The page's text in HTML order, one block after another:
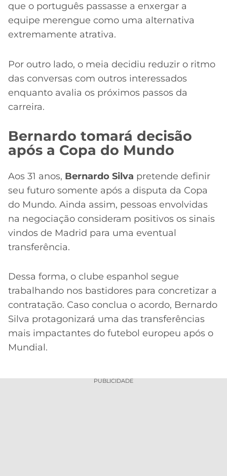
que o português passasse a enxergar a
equipe merengue como uma alternativa
extremamente atrativa.
Por outro lado, o meia decidiu reduzir o ritmo
das conversas com outros interessados
enquanto avalia os próximos passos da
carreira.
Bernardo tomará decisão
após a Copa do Mundo
Aos 31 anos, Bernardo Silva pretende definir
seu futuro somente após a disputa da Copa
do Mundo. Ainda assim, pessoas envolvidas
na negociação consideram positivos os sinais
vindos de Madrid para uma eventual
transferência.
Dessa forma, o clube espanhol segue
trabalhando nos bastidores para concretizar a
contratação. Caso conclua o acordo, Bernardo
Silva protagonizará uma das transferências
mais impactantes do futebol europeu após o
Mundial.
PUBLICIDADE